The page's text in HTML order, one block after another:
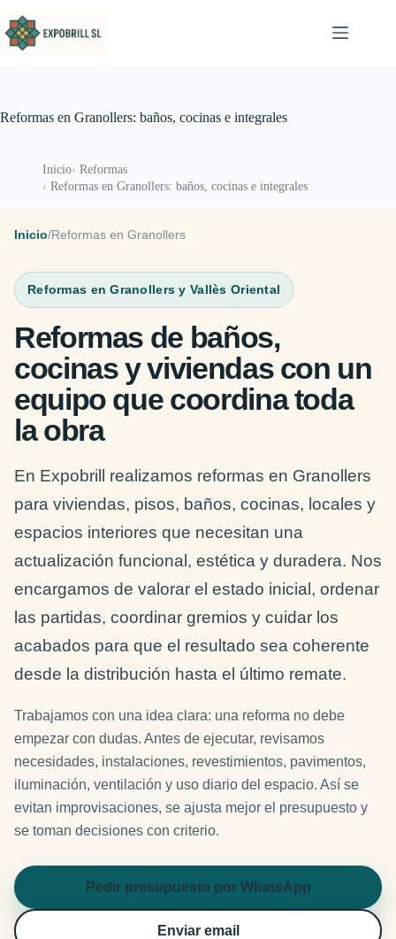
Reformas en Granollers: baños, cocinas e integrales
Inicio
Reformas
Reformas en Granollers: baños, cocinas e integrales
Inicio/Reformas en Granollers
Reformas en Granollers y Vallès Oriental
Reformas de baños,
cocinas y viviendas con un
equipo que coordina toda
la obra
En Expobrill realizamos reformas en Granollers
para viviendas, pisos, baños, cocinas, locales y
espacios interiores que necesitan una
actualización funcional, estética y duradera. Nos
encargamos de valorar el estado inicial, ordenar
las partidas, coordinar gremios y cuidar los
acabados para que el resultado sea coherente
desde la distribución hasta el último remate.
Trabajamos con una idea clara: una reforma no debe
empezar con dudas. Antes de ejecutar, revisamos
necesidades, instalaciones, revestimientos, pavimentos,
iluminación, ventilación y uso diario del espacio. Así se
evitan improvisaciones, se ajusta mejor el presupuesto y
se toman decisiones con criterio.
Pedir presupuesto por WhatsApp
Enviar email